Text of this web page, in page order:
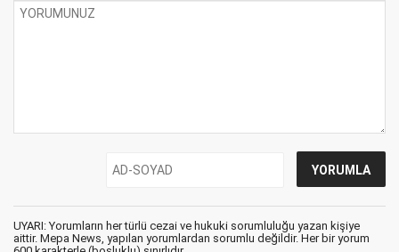
UYARI: Yorumların her türlü cezai ve hukuki sorumluluğu yazan kişiye
aittir. Mepa News, yapılan yorumlardan sorumlu değildir. Her bir yorum